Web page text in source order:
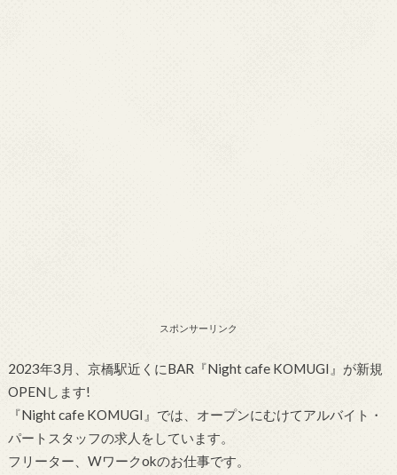
スポンサーリンク
2023年3月、京橋駅近くにBAR『Night cafe KOMUGI』が新規
OPENします!
『Night cafe KOMUGI』では、オープンにむけてアルバイト・
パートスタッフの求人をしています。
フリーター、Wワークokのお仕事です。